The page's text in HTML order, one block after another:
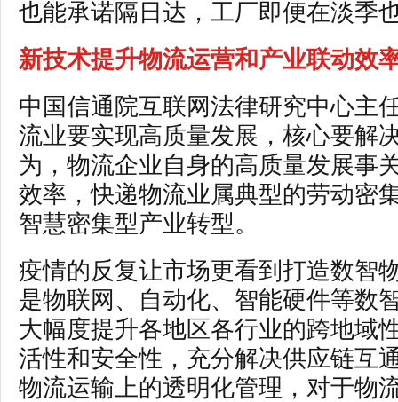
也能承诺隔日达，工厂即便在淡季
新技术提升物流运营和产业联动效
中国信通院互联网法律研究中心主
流业要实现高质量发展，核心要解
为，物流企业自身的高质量发展事
效率，快递物流业属典型的劳动密
智慧密集型产业转型。
疫情的反复让市场更看到打造数智
是物联网、自动化、智能硬件等数
大幅度提升各地区各行业的跨地域
活性和安全性，充分解决供应链互
物流运输上的透明化管理，对于物